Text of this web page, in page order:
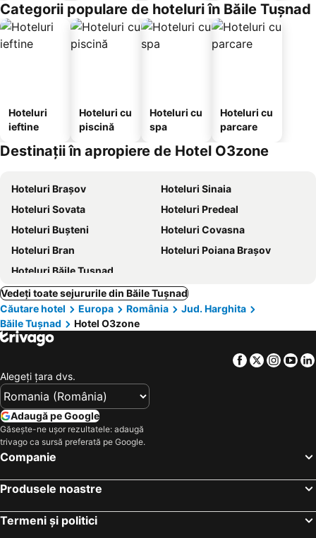
Categorii populare de hoteluri în Băile Tuşnad
Hoteluri
ieftine
Hoteluri cu
piscină
Hoteluri cu
spa
Hoteluri cu
parcare
Destinații în apropiere de Hotel O3zone
Hoteluri Brașov
Hoteluri Sinaia
Hoteluri Sovata
Hoteluri Predeal
Hoteluri Buşteni
Hoteluri Covasna
Hoteluri Bran
Hoteluri Poiana Braşov
Hoteluri Băile Tuşnad
Vedeți toate sejururile din Băile Tuşnad
Căutare hotel
Europa România
Jud. Harghita
Băile Tuşnad
Hotel O3zone
Facebook
Twitter
Alegeţi ţara dvs.
Adaugă pe Google
Găsește-ne ușor rezultatele: adaugă
trivago ca sursă preferată pe Google.
Companie
Produsele noastre
Termeni și politici